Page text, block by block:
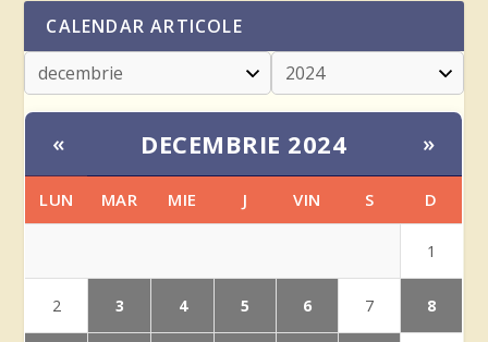
CALENDAR ARTICOLE
« DECEMBRIE 2024 »
LUN MAR MIE J VIN S D
1
2 3 4 5 6 7 8